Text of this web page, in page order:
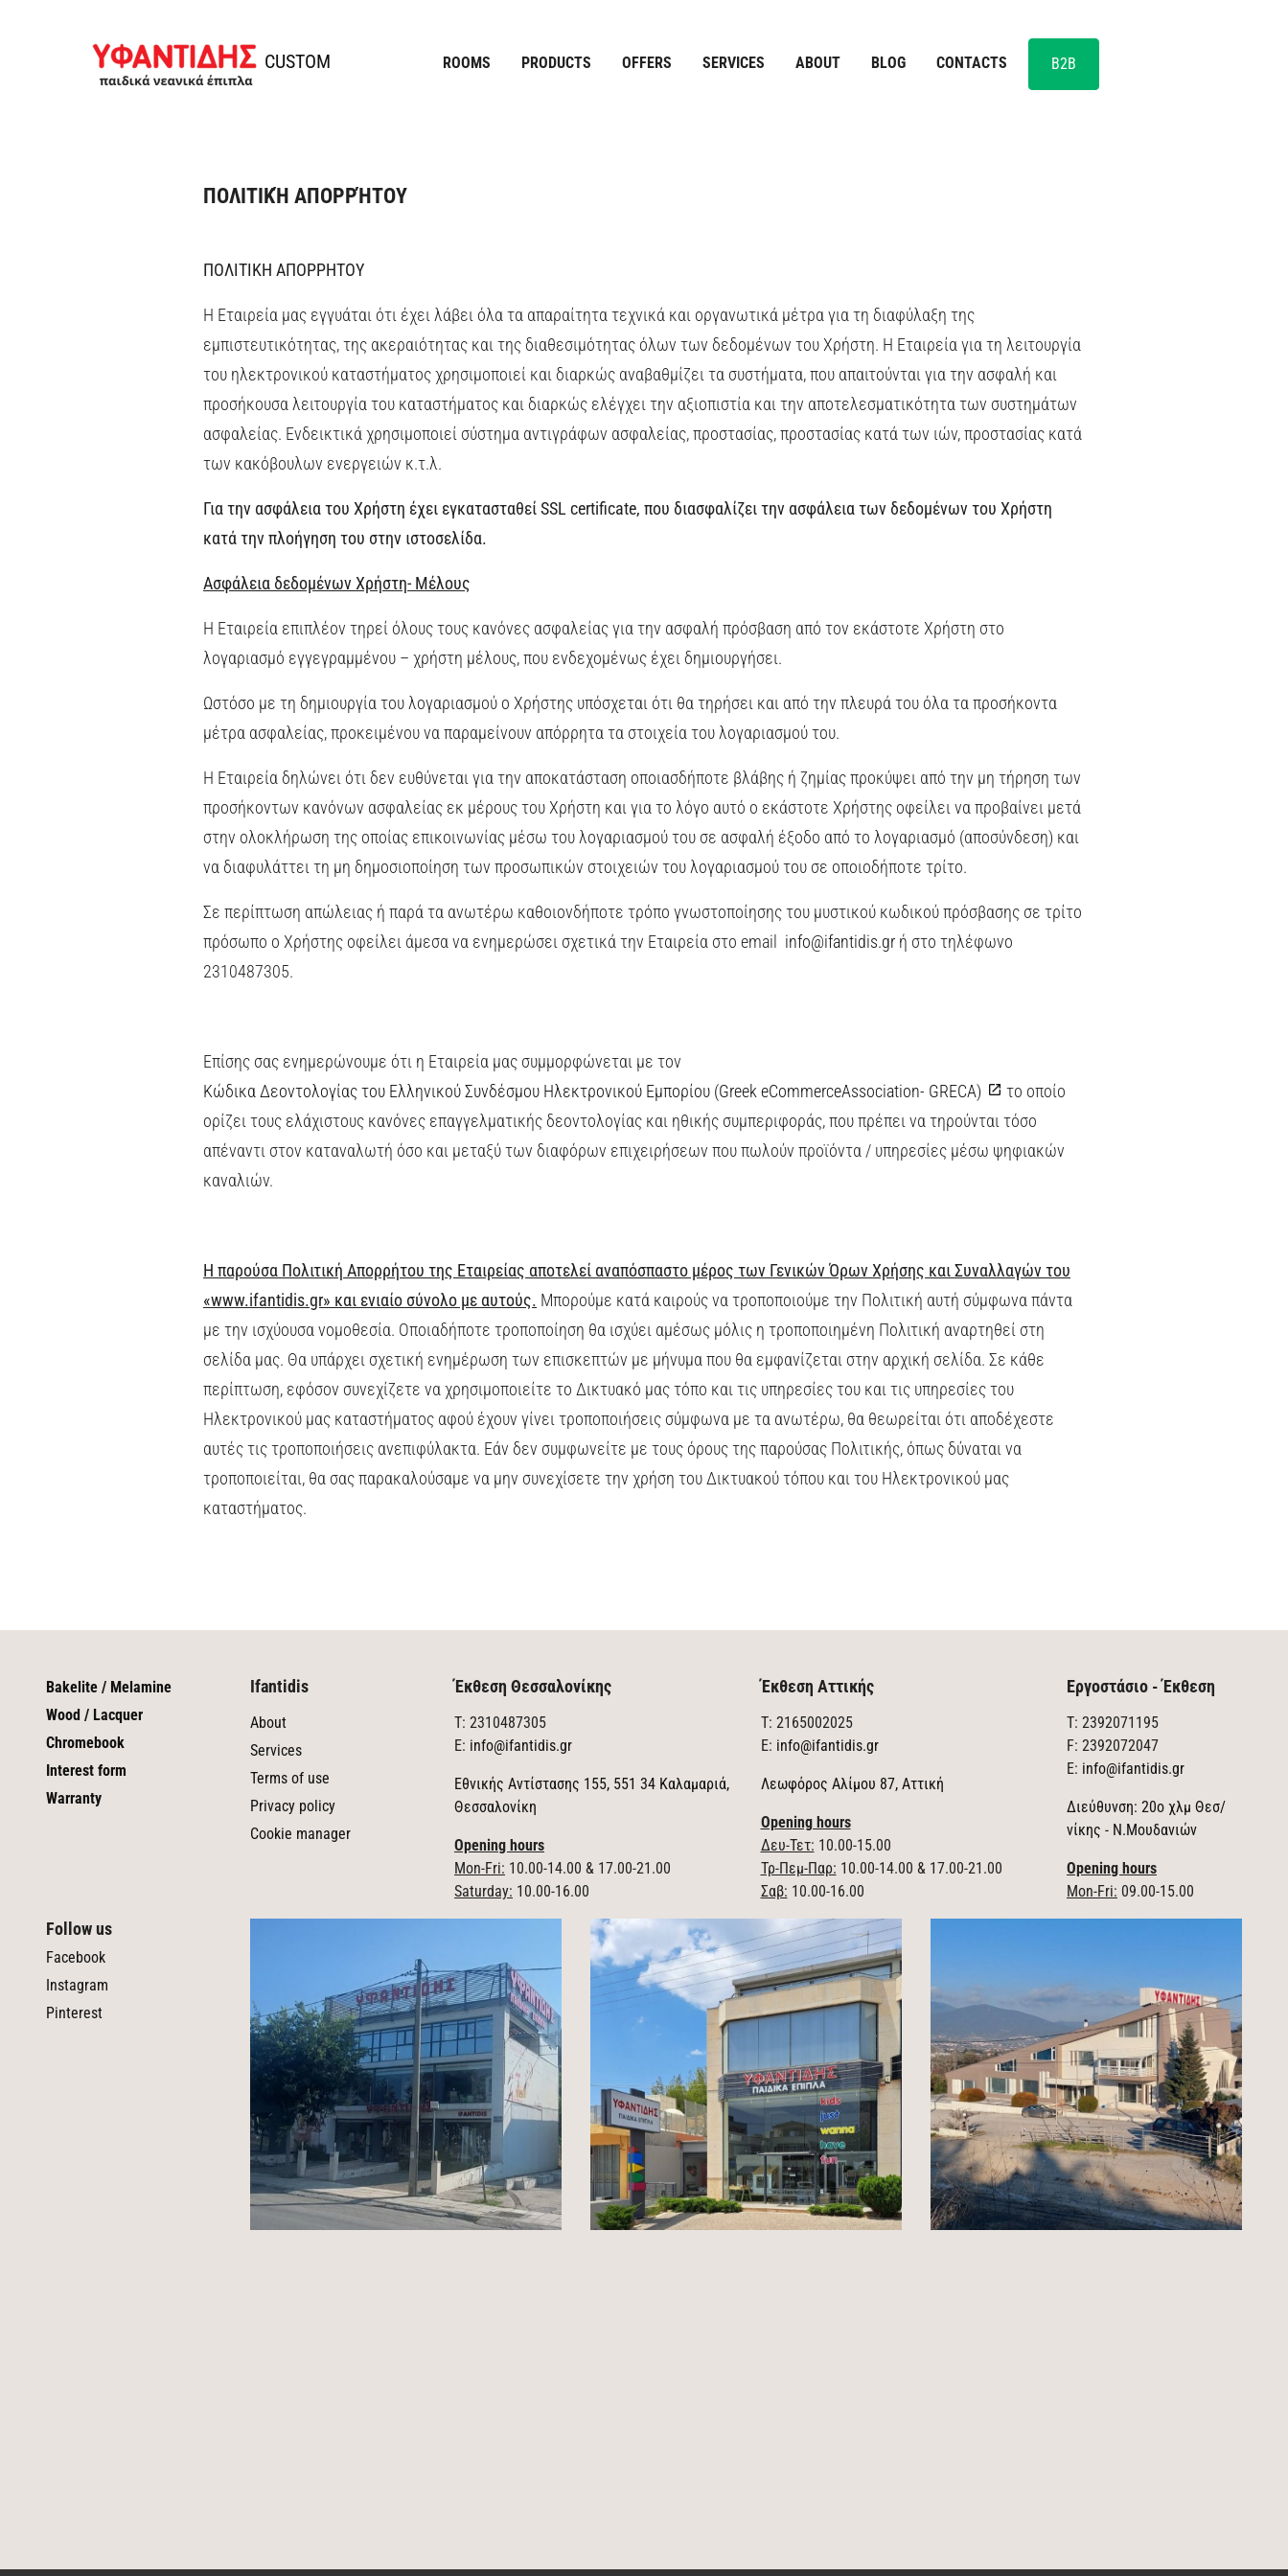
ΠΟΛΙΤΙΚΉ ΑΠΟΡΡΉΤΟΥ
ΠΟΛΙΤΙΚΗ ΑΠΟΡΡΗΤΟΥ
Η Εταιρεία μας εγγυάται ότι έχει λάβει όλα τα απαραίτητα τεχνικά και οργανωτικά μέτρα για τη διαφύλαξη της
εμπιστευτικότητας, της ακεραιότητας και της διαθεσιμότητας όλων των δεδομένων του Χρήστη. Η Εταιρεία για τη λειτουργία
του ηλεκτρονικού καταστήματος χρησιμοποιεί και διαρκώς αναβαθμίζει τα συστήματα, που απαιτούνται για την ασφαλή και
προσήκουσα λειτουργία του καταστήματος και διαρκώς ελέγχει την αξιοπιστία και την αποτελεσματικότητα των συστημάτων
ασφαλείας. Ενδεικτικά χρησιμοποιεί σύστημα αντιγράφων ασφαλείας, προστασίας, προστασίας κατά των ιών, προστασίας κατά
των κακόβουλων ενεργειών κ.τ.λ.
Για την ασφάλεια του Χρήστη έχει εγκατασταθεί SSL certificate, που διασφαλίζει την ασφάλεια των δεδομένων του Χρήστη
κατά την πλοήγηση του στην ιστοσελίδα.
Ασφάλεια δεδομένων Χρήστη- Μέλους
Η Εταιρεία επιπλέον τηρεί όλους τους κανόνες ασφαλείας για την ασφαλή πρόσβαση από τον εκάστοτε Χρήστη στο
λογαριασμό εγγεγραμμένου – χρήστη μέλους, που ενδεχομένως έχει δημιουργήσει.
Ωστόσο με τη δημιουργία του λογαριασμού ο Χρήστης υπόσχεται ότι θα τηρήσει και από την πλευρά του όλα τα προσήκοντα
μέτρα ασφαλείας, προκειμένου να παραμείνουν απόρρητα τα στοιχεία του λογαριασμού του.
Η Εταιρεία δηλώνει ότι δεν ευθύνεται για την αποκατάσταση οποιασδήποτε βλάβης ή ζημίας προκύψει από την μη τήρηση των
προσήκοντων κανόνων ασφαλείας εκ μέρους του Χρήστη και για το λόγο αυτό ο εκάστοτε Χρήστης οφείλει να προβαίνει μετά
στην ολοκλήρωση της οποίας επικοινωνίας μέσω του λογαριασμού του σε ασφαλή έξοδο από το λογαριασμό (αποσύνδεση) και
να διαφυλάττει τη μη δημοσιοποίηση των προσωπικών στοιχειών του λογαριασμού του σε οποιοδήποτε τρίτο.
Σε περίπτωση απώλειας ή παρά τα ανωτέρω καθοιονδήποτε τρόπο γνωστοποίησης του μυστικού κωδικού πρόσβασης σε τρίτο
πρόσωπο ο Χρήστης οφείλει άμεσα να ενημερώσει σχετικά την Εταιρεία στο email info@ifantidis.gr ή στο τηλέφωνο
2310487305.
Επίσης σας ενημερώνουμε ότι η Εταιρεία μας συμμορφώνεται με τον
Κώδικα Δεοντολογίας του Ελληνικού Συνδέσμου Ηλεκτρονικού Εμπορίου (Greek eCommerceAssociation- GRECA)
το οποίο
ορίζει τους ελάχιστους κανόνες επαγγελματικής δεοντολογίας και ηθικής συμπεριφοράς, που πρέπει να τηρούνται τόσο
απέναντι στον καταναλωτή όσο και μεταξύ των διαφόρων επιχειρήσεων που πωλούν προϊόντα / υπηρεσίες μέσω ψηφιακών
καναλιών.
H παρούσα Πολιτική Απορρήτου της Εταιρείας αποτελεί αναπόσπαστο μέρος των Γενικών Όρων Χρήσης και Συναλλαγών του
«www.ifantidis.gr» και ενιαίο σύνολο με αυτούς. Μπορούμε κατά καιρούς να τροποποιούμε την Πολιτική αυτή σύμφωνα πάντα
με την ισχύουσα νομοθεσία. Οποιαδήποτε τροποποίηση θα ισχύει αμέσως μόλις η τροποποιημένη Πολιτική αναρτηθεί στη
σελίδα μας. Θα υπάρχει σχετική ενημέρωση των επισκεπτών με μήνυμα που θα εμφανίζεται στην αρχική σελίδα. Σε κάθε
περίπτωση, εφόσον συνεχίζετε να χρησιμοποιείτε το Δικτυακό μας τόπο και τις υπηρεσίες του και τις υπηρεσίες του
Ηλεκτρονικού μας καταστήματος αφού έχουν γίνει τροποποιήσεις σύμφωνα με τα ανωτέρω, θα θεωρείται ότι αποδέχεστε
αυτές τις τροποποιήσεις ανεπιφύλακτα. Εάν δεν συμφωνείτε με τους όρους της παρούσας Πολιτικής, όπως δύναται να
τροποποιείται, θα σας παρακαλούσαμε να μην συνεχίσετε την χρήση του Δικτυακού τόπου και του Ηλεκτρονικού μας
καταστήματος.
Bakelite / Melamine
Wood / Lacquer
Chromebook
Interest form
Warranty
Ifantidis
About
Services
Terms of use
Privacy policy
Cookie manager
Έκθεση Θεσσαλονίκης
T: 2310487305
E: info@ifantidis.gr
Εθνικής Αντίστασης 155, 551 34 Καλαμαριά,
Θεσσαλονίκη
Opening hours
Mon-Fri: 10.00-14.00 & 17.00-21.00
Saturday: 10.00-16.00
Έκθεση Αττικής
T: 2165002025
E: info@ifantidis.gr
Λεωφόρος Αλίμου 87, Αττική
Opening hours
Δευ-Τετ: 10.00-15.00
Τρ-Πεμ-Παρ: 10.00-14.00 & 17.00-21.00
Σαβ: 10.00-16.00
Εργοστάσιο - Έκθεση
T: 2392071195
F: 2392072047
E: info@ifantidis.gr
Διεύθυνση: 20ο χλμ Θεσ/
νίκης - Ν.Μουδανιών
Opening hours
Mon-Fri: 09.00-15.00
Follow us
Facebook
Instagram
Pinterest
CUSTOM ROOMS PRODUCTS OFFERS SERVICES ABOUT BLOG CONTACTS B2B